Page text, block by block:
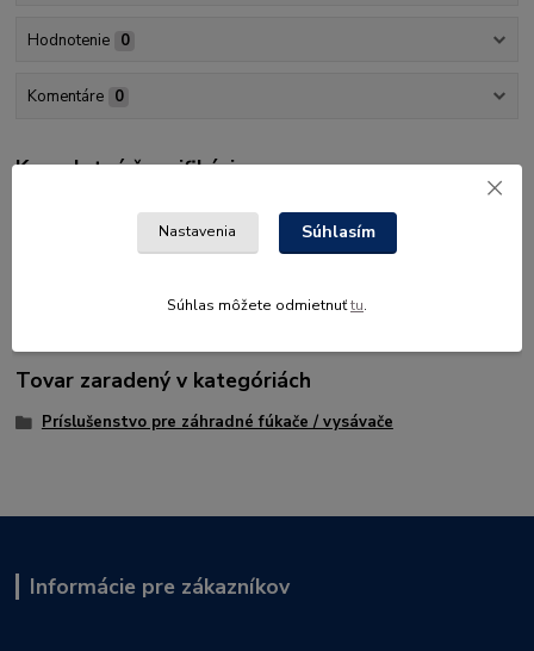
Hodnotenie 0
Komentáre 0
Kompletné špecifikácie
Umožňuje veľký záber vďaka prúdu vzduchu v tvare širokého
vejára, ktorý je vedený rovnobežne zo zemou. Pre BR 500/BR
Tovar zaradený v kategóriách
Príslušenstvo pre záhradné fúkače / vysávače
Informácie pre zákazníkov
Nastavenia Súhlasím
Súhlas môžete odmietnuťtu.